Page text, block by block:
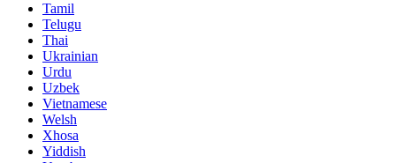
Tamil
Telugu
Thai
Ukrainian
Urdu
Uzbek
Vietnamese
Welsh
Xhosa
Yiddish